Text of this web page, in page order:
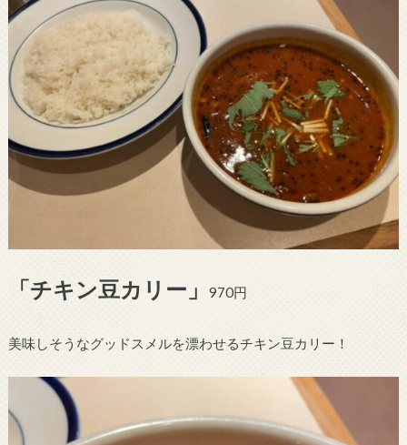
「チキン豆カリー」 970円
美味しそうなグッドスメルを漂わせるチキン豆カリー！